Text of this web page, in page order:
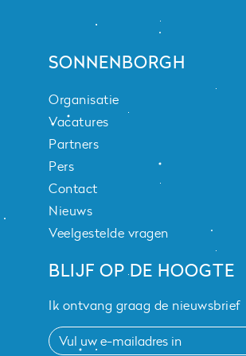
SONNENBORGH
Organisatie
Vacatures
Partners
Pers
Contact
Nieuws
Veelgestelde vragen
BLIJF OP DE HOOGTE
Ik ontvang graag de nieuwsbrief